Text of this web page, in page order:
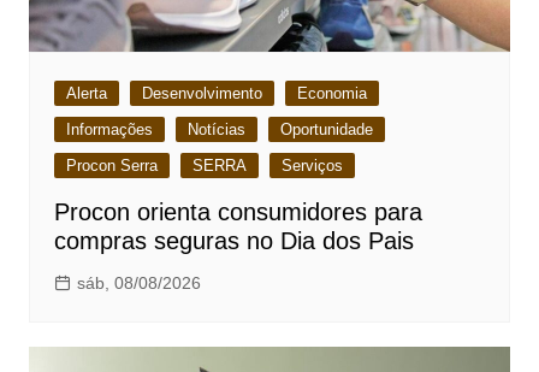
Alerta Desenvolvimento
Economia
Informações
Notícias
Oportunidade
Procon Serra
SERRA Serviços
Procon orienta consumidores para
compras seguras no Dia dos Pais
sáb, 08/08/2026